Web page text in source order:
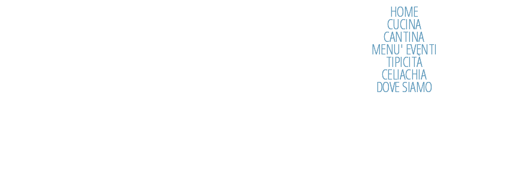
HOME
CUCINA
CANTINA
MENU' EVENTI
TIPICITÀ
CELIACHIA
DOVE SIAMO